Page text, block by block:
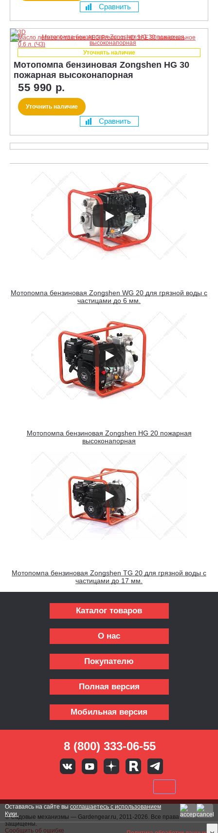
Сравнить
Уточнять наличие
Мотопомпа бензиновая Zongshen HG 30
пожарная высоконапорная
55 990 р.
Уточнить наличие
Сравнить
Мотопомпа бензиновая Zongshen WG 20 для грязной воды с
частицами до 6 мм.
Мотопомпа бензиновая Zongshen HG 20 пожарная
высоконапорная
Мотопомпа бензиновая Zongshen TG 20 для грязной воды с
частицами до 17 мм.
Каталог товаров
О нас
Покупателю
Полная версия
Мобильная версия
8 (800) 333-06-55
© Садовые механизмы — Gardengear.ru, 2011-2026. Все права
защищены.
Сообщить об ошибке
Оставаясь на сайте вы соглашаетесь с использованием
Куки.